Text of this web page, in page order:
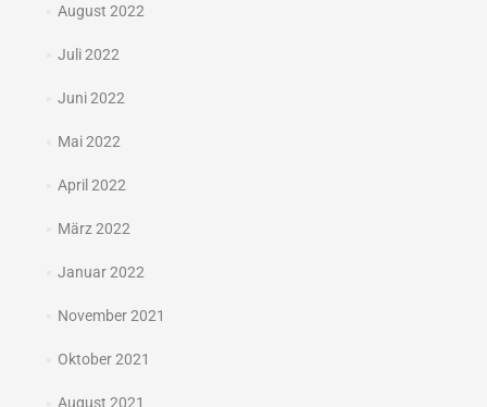
August 2022
Juli 2022
Juni 2022
Mai 2022
April 2022
März 2022
Januar 2022
November 2021
Oktober 2021
August 2021